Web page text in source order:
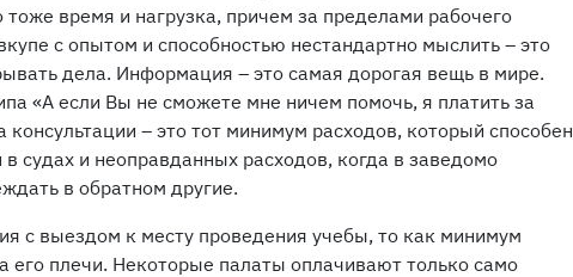
время и нагрузка, причем за пределами рабочего
с опытом и способностью нестандартно мыслить – это
дела. Информация – это самая дорогая вещь в мире.
«А если Вы не сможете мне ничем помочь, я платить за
– это тот минимум расходов, который способен
судах и неоправданных расходов, когда в заведомо
в обратном другие.
с выездом к месту проведения учебы, то как минимум
его плечи. Некоторые палаты оплачивают только само